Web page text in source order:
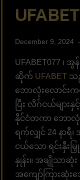
December 9, 2024
UFABET077 ၊
ဆိုက် UFABET သ
ဘောလုံးလောင်းက
ပြီး လိဂ်ငယ်မျာ
နိုင်ငံတကာ ဘော
ရက်လျှင် 24 နာရီ
ငယ်သော ရင်းနှီးမ
နှုန်း။ အချိုသာဆုံး
အကျော်ကြားဆုံး